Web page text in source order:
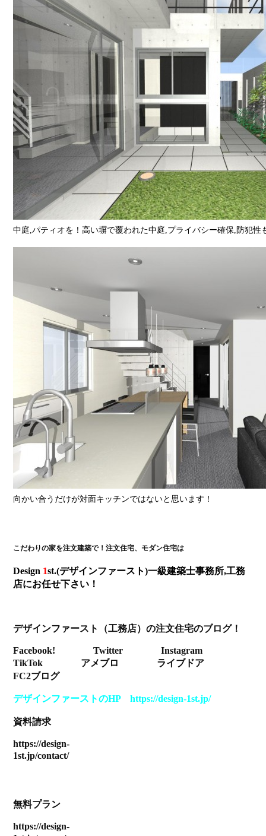
中庭,パティオを！高い塀で覆われた中庭,プライバシー確保,防犯性
向かい合うだけが対面キッチンではないと思います！
こだわりの家を注文建築で！注文住宅、モダン住宅は
Design 1st.(デザインファースト)一級建築士事務所,工務
店にお任せ下さい！
デザインファースト（工務店）の注文住宅のブログ！
Facebook!
Twitter
Instagram
TikTok
アメブロ
ライブドア
FC2ブログ
デザインファーストのHP https://design-1st.jp/
資料請求
https://design-
1st.jp/contact/
無料プラン
https://design-